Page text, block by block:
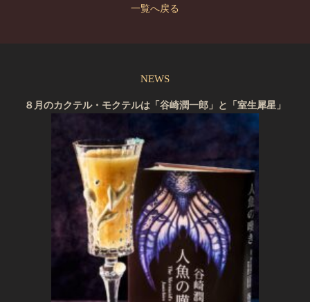
一覧へ戻る
NEWS
８月のカクテル・モクテルは「谷崎潤一郎」と「室生犀星」